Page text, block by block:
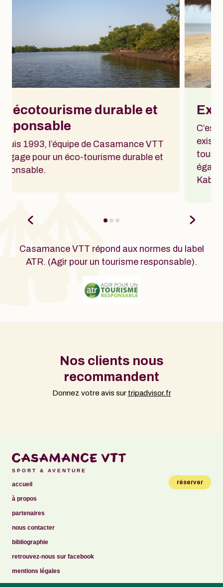
et
VTT
et
Exister en
C’est faire travailler les structures
existantes pour améliorer les
tourisme local. Nous soutenons
également la radio communautaire
Casamance VTT répond aux normes du label
ATR. (Agir pour un tourisme responsable).
Nos clients nous
recommandent
Donnez votre avis sur tripadvisor.fr
SPORT & AVENTURE
réserver
accueil
à propos
partenaires
nous contacter
bibliographie
retrouvez-nous sur facebook
mentions légales